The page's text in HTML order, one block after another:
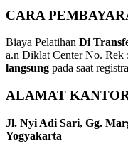
CARA
Biaya Pelatihan Di
a.n Diklat Center No. Rek
langsung pada saat
ALAMAT
Jl. Nyi Adi Sari, Gg.
Yogyakarta